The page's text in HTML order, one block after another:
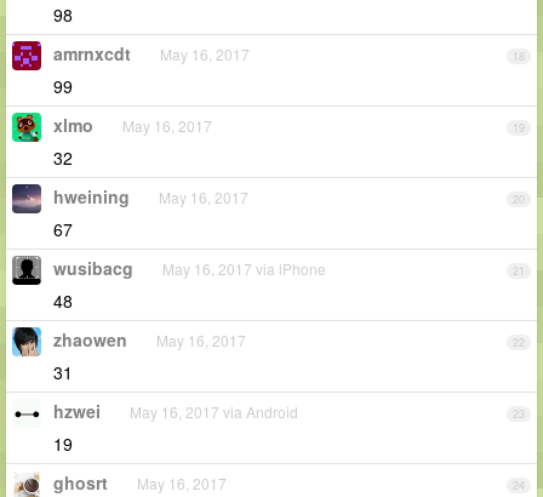
98
18
amrnxcdt May 16, 2017
99
19
xlmo May 16, 2017
32
20
hweining May 16, 2017
67
21
wusibacg May 16, 2017 via iPhone
48
22
zhaowen May 16, 2017
31
23
hzwei May 16, 2017 via Android
19
24
ghosrt May 16, 2017